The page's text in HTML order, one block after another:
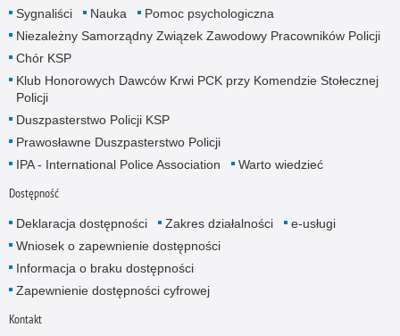
Sygnaliści
Nauka
Pomoc psychologiczna
Niezależny Samorządny Związek Zawodowy Pracowników Policji
Chór KSP
Klub Honorowych Dawców Krwi PCK przy Komendzie Stołecznej
Policji
Duszpasterstwo Policji KSP
Prawosławne Duszpasterstwo Policji
IPA - International Police Association
Warto wiedzieć
Dostępność
Deklaracja dostępności Zakres działalności
e-usługi
Wniosek o zapewnienie dostępności
Informacja o braku dostępności
Zapewnienie dostępności cyfrowej
Kontakt